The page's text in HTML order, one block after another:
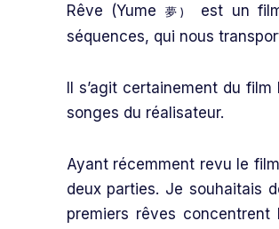
Rêve (Yume 夢)
est un film
séquences, qui nous
Il s’agit certainement du
songes du réalisateur.
Ayant récemment revu le
deux parties. Je souhaitais
premiers rêves